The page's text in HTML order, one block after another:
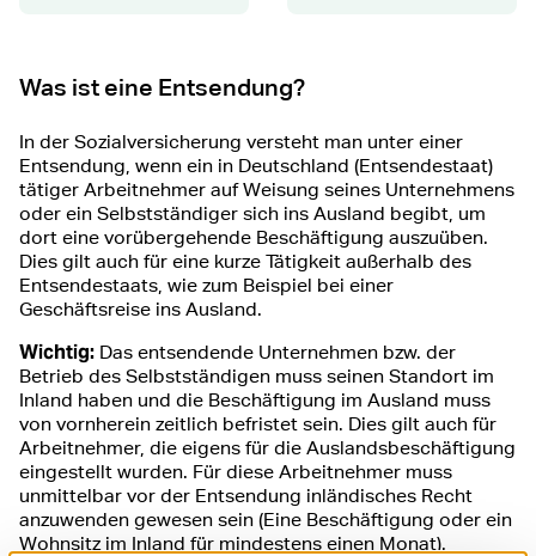
Was ist eine Entsendung?
In der Sozialversicherung versteht man unter einer
Entsendung, wenn ein in Deutschland (Entsendestaat)
tätiger Arbeitnehmer auf Weisung seines Unternehmens
oder ein Selbstständiger sich ins Ausland begibt, um
dort eine vorübergehende Beschäftigung auszuüben.
Dies gilt auch für eine kurze Tätigkeit außerhalb des
Entsendestaats, wie zum Beispiel bei einer
Geschäftsreise ins Ausland.
Wichtig: Das entsendende Unternehmen bzw. der
Betrieb des Selbstständigen muss seinen Standort im
Inland haben und die Beschäftigung im Ausland muss
von vornherein zeitlich befristet sein. Dies gilt auch für
Arbeitnehmer, die eigens für die Auslandsbeschäftigung
eingestellt wurden. Für diese Arbeitnehmer muss
unmittelbar vor der Entsendung inländisches Recht
anzuwenden gewesen sein (Eine Beschäftigung oder ein
Wohnsitz im Inland für mindestens einen Monat).